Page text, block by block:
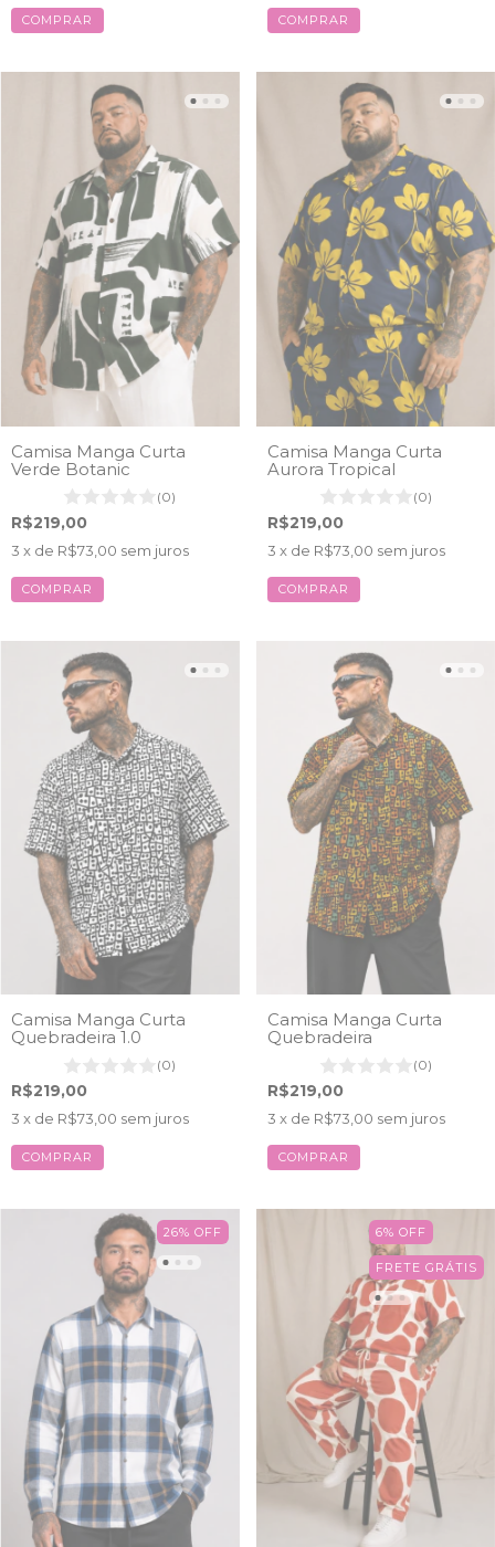
COMPRAR COMPRAR
Camisa Manga Curta
Verde Botanic
(0)
R$219,00
3 x de R$73,00 sem juros
COMPRAR
Camisa Manga Curta
Aurora Tropical
(0)
R$219,00
3 x de R$73,00 sem juros
COMPRAR
Camisa Manga Curta
Quebradeira 1.0
(0)
R$219,00
3 x de R$73,00 sem juros
COMPRAR
Camisa Manga Curta
Quebradeira
(0)
R$219,00
3 x de R$73,00 sem juros
COMPRAR
26% OFF 6% OFF
FRETE GRÁTIS